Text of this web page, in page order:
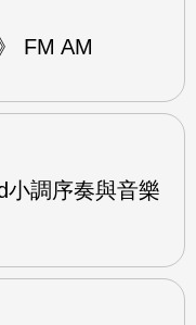
FM AM
小調序奏與音樂